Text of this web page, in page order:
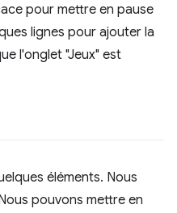
pour mettre en pause
lignes pour ajouter la
l'onglet "Jeux" est
éléments. Nous
pouvons mettre en